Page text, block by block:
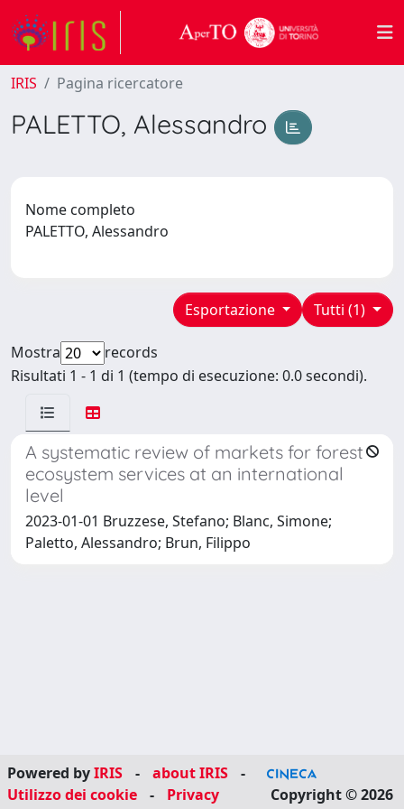
IRIS Pagina ricercatore
PALETTO, Alessandro
Nome completo
PALETTO, Alessandro
Tutti (1)
Esportazione
Mostra
records
Risultati 1 - 1 di 1 (tempo di esecuzione: 0.0 secondi).
A systematic review of markets for forest
ecosystem services at an international
level
2023-01-01 Bruzzese, Stefano; Blanc, Simone;
Paletto, Alessandro; Brun, Filippo
Powered byIRIS - about IRIS
-
Utilizzo dei cookie
- Privacy Copyright © 2026